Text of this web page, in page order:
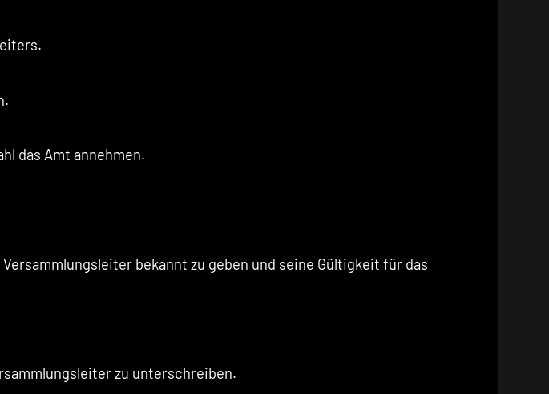
das Amt annehmen.
bekannt zu geben und seine Gültigkeit für das
zu unterschreiben.